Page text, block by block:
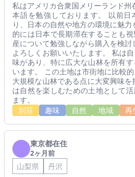
私はアメリカ合衆国メリーランド州
本語を勉強しております。 以前日
り、日本の自然や地方の環境に魅
的には日本で長期滞在することも
産について勉強しながら購入を検
よろしくお願いいたします。 私は
味があり、特に広大な山林を所有
います。 この土地は市街地に比較的
大規模な山林である点に大変興味
は自然を楽しむための土地として
ます。
別荘
趣味 自然 地域 再
東京都在住
2ヶ月前
山梨県
丹沢